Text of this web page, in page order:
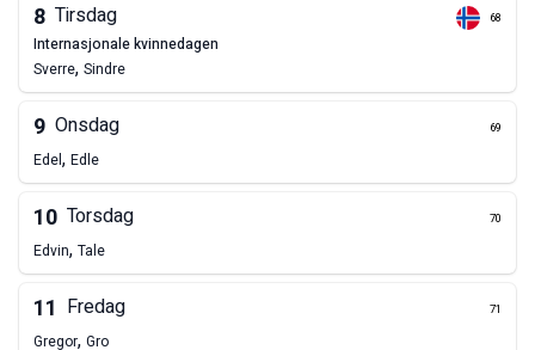
8 Tirsdag 68
internasjonale kvinnedagen
Sverre, Sindre
9 Onsdag 69
Edel, Edle
10 Torsdag 70
Edvin, Tale
11 Fredag 71
Gregor, Gro